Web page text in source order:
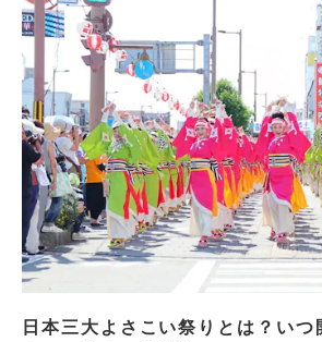
日本三大よさこい祭りとは？いつ